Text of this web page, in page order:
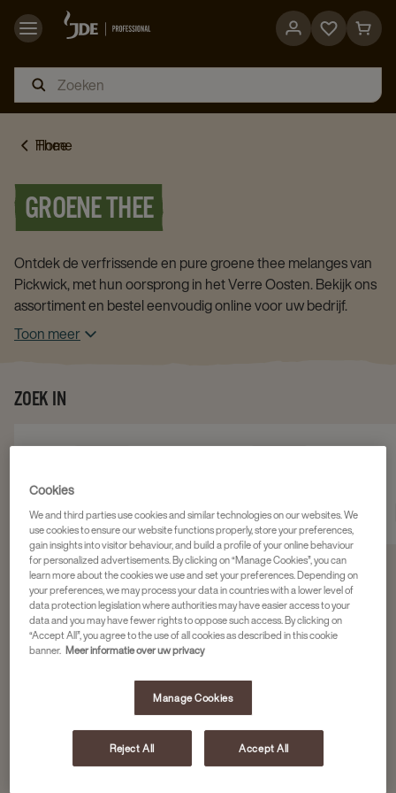
Go
page
Go
page
Home
Thee
GROENE THEE
Ontdek de verfrissende en pure groene thee melanges van
Pickwick, met hun oorsprong in het Verre Oosten. Bekijk ons
assortiment en bestel eenvoudig online voor uw bedrijf.
Toon meer
ZOEK IN
Filter 4 products
Pickwick
Thee
Green
PICKWICK THEE GREEN TEA
LEMON 6X100ST
6 x 100 zakjes
4024356
Cookies
We and third parties use cookies and similar technologies on our websites. We
use cookies to ensure our website functions properly, store your preferences,
gain insights into visitor behaviour, and build a profile of your online behaviour
for personalized advertisements. By clicking on “Manage Cookies”, you can
learn more about the cookies we use and set your preferences. Depending on
your preferences, we may process your data in countries with a lower level of
data protection legislation where authorities may have easier access to your
data and you may have fewer rights to oppose such access. By clicking on
“Accept All”, you agree to the use of all cookies as described in this cookie
banner. Meer informatie over uw privacy
Manage Cookies
Reject All Accept All